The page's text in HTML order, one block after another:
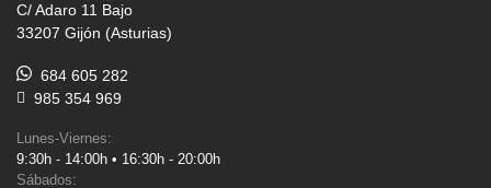
C/ Adaro 11 Bajo
33207 Gijón (Asturias)
684 605 282
985 354 969
Lunes-Viernes:
9:30h - 14:00h • 16:30h - 20:00h
Sábados: